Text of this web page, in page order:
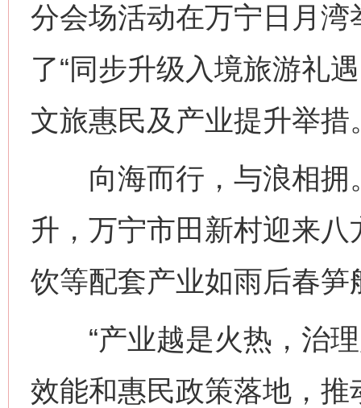
分会场活动在万宁日月
了“同步升级入境旅游礼
文旅惠民及产业提升举措
向海而行，与浪相拥
升，万宁市田新村迎来
饮等配套产业如雨后春
“产业越是火热，治理
效能和惠民政策落地，